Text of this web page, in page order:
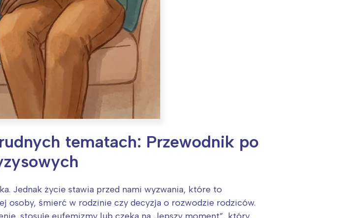
tematach: Przewodnik po
Jednak życie stawia przed nami wyzwania, które to
osoby, śmierć w rodzinie czy decyzja o rozwodzie rodziców.